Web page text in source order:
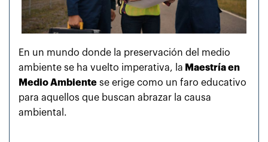
En un mundo donde la preservación del medio
ambiente se ha vuelto imperativa, la Maestría en
Medio Ambiente se erige como un faro educativo
para aquellos que buscan abrazar la causa
ambiental.